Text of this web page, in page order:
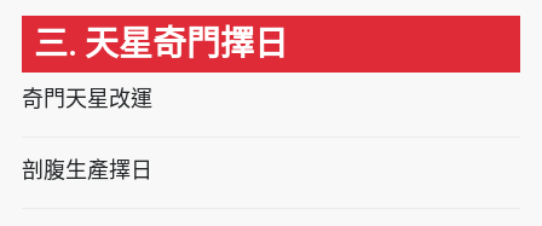
三. 天星奇門擇日
奇門天星改運
剖腹生產擇日